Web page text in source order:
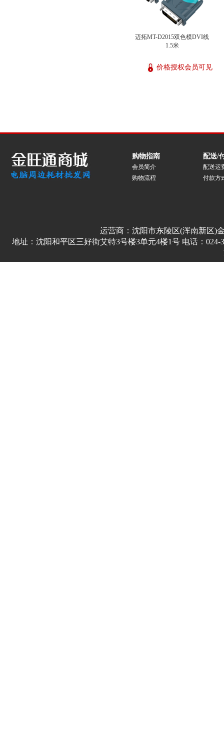
迈拓MT-D2015双色模DVI线
1.5米
价格授权会员可见
购物指南
会员简介
购物流程
配送/
配送运
付款方
运营商：沈阳市东陵区(浑南新区)
地址：沈阳和平区三好街艾特3号楼3单元4楼1号 电话：024-